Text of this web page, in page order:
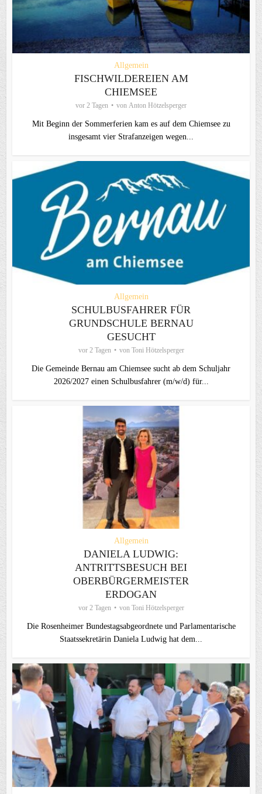
Allgemein
FISCHWILDEREIEN AM
CHIEMSEE
vor 2 Tagen von Anton Hötzelsperger
Mit Beginn der Sommerferien kam es auf dem Chiemsee zu
insgesamt vier Strafanzeigen wegen...
Allgemein
SCHULBUSFAHRER FÜR
GRUNDSCHULE BERNAU
GESUCHT
vor 2 Tagen von Toni Hötzelsperger
Die Gemeinde Bernau am Chiemsee sucht ab dem Schuljahr
2026/2027 einen Schulbusfahrer (m/w/d) für...
Allgemein
DANIELA LUDWIG:
ANTRITTSBESUCH BEI
OBERBÜRGERMEISTER
ERDOGAN
vor 2 Tagen von Toni Hötzelsperger
Die Rosenheimer Bundestagsabgeordnete und Parlamentarische
Staatssekretärin Daniela Ludwig hat dem...